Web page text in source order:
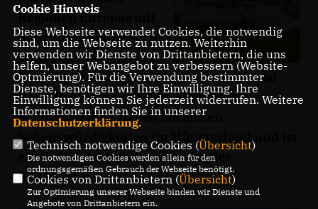
Regionen Europas mit
über 2.000 Schlössern,
Wasserschlössern und
Herrensitzen. So gehört auch das Kleinod
Haus Harkotten mit dem einmaligen
Schlossgelände zu den absoluten
Sehenswürdigkeiten im Münsterland und ist
ein Kulturdenkmal von nationaler
Bedeutung.
Cookie Hinweis
Diese Webseite verwendet Cookies, die notwendig
sind, um die Webseite zu nutzen. Weiterhin
verwenden wir Dienste von Drittanbietern, die uns
helfen, unser Webangebot zu verbessern (Website-
Optmierung). Für die Verwendung bestimmter
Dienste, benötigen wir Ihre Einwilligung. Ihre
Einwilligung können Sie jederzeit widerrufen. Weitere
Informationen finden Sie in unserer
Datenschutzerklärung.
Technisch notwendige Cookies (Übersicht)
Die notwendigen Cookies werden allein für den
ordnungsgemäßen Gebrauch der Webseite benötigt.
Cookies von Drittanbietern (Übersicht)
Zur Optimierung unserer Webseite binden wir Dienste und
Angebote von Drittanbietern ein.